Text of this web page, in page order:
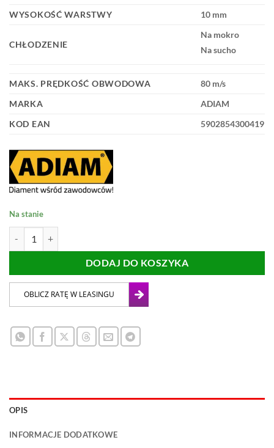
WYSOKOŚĆ WARSTWY
10 mm
CHŁODZENIE
Na mokro
Na sucho
MAKS. PRĘDKOŚĆ OBWODOWA
80 m/s
MARKA
ADIAM
KOD EAN
5902854300419
Na stanie
DODAJ DO KOSZYKA
OPIS
INFORMACJE DODATKOWE